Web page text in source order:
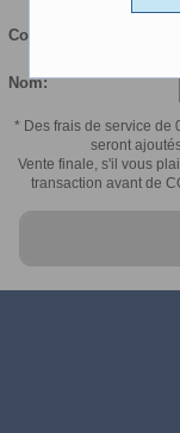
Confirmer courriel:
Nom:
* Des frais de service de
seront
Vente finale, s'il vous
transaction avant de